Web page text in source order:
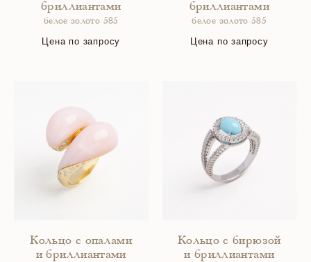
бриллиантами
белое золото 585
Цена по запросу
бриллиантами
белое золото 585
Цена по запросу
Кольцо с опалами
и бриллиантами
Кольцо с бирюзой
и бриллиантами